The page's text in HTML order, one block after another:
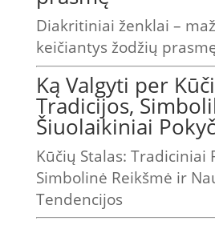
Diakritiniai ženklai –
keičiantys žodžių
Ką Valgyti per
Tradicijos,
Šiuolaikiniai
Kūčių Stalas: Tradiciniai
Simbolinė Reikšmė ir
Tendencijos